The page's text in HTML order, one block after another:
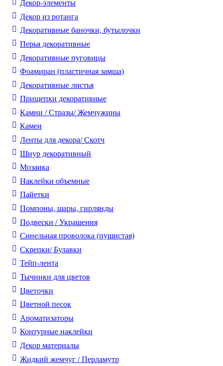
Декор-элементы
Декор из ротанга
Декоративные баночки, бутылочки
Перья декоративные
Декоративные пуговицы
Фоамиран (пластичная замша)
Декоративные листья
Прищепки декоративные
Камни / Cтразы/ Жемчужины
Камеи
Ленты для декора/ Скотч
Шнур декоративный
Мозаика
Наклейки объемные
Пайетки
Помпоны, шары, гирлянды
Подвески / Украшения
Синельная проволока (пушистая)
Скрепки/ Булавки
Тейп-лента
Тычинки для цветов
Цветочки
Цветной песок
Ароматизаторы
Контурные наклейки
Декор материалы
Жидкий жемчуг / Перламутр